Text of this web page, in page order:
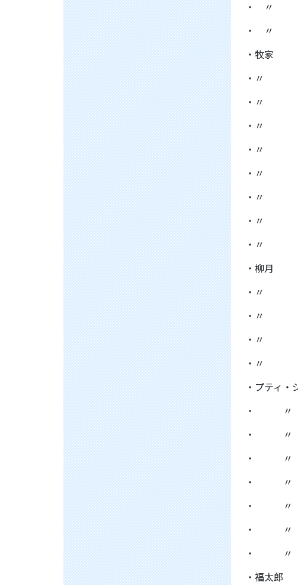
・ 〃 ぽ
・ 〃
・牧家
・〃 ク
・〃 塩
・〃 ク
・〃 飲
・〃 飲
・〃 飲
・〃 飲
・〃 プ
・柳月
・〃 三
・〃 三
・〃 ト
・〃 き
・プティ
・ 〃
・ 〃
・ 〃
・ 〃
・ 〃
・ 〃
・ 〃
・福太郎